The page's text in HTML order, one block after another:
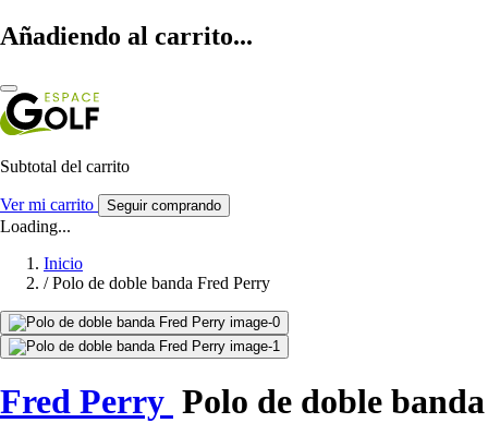
Añadiendo al carrito...
Subtotal del carrito
Ver mi carrito Seguir comprando
Loading...
Inicio
/ Polo de doble banda Fred Perry
Fred Perry Polo de doble banda